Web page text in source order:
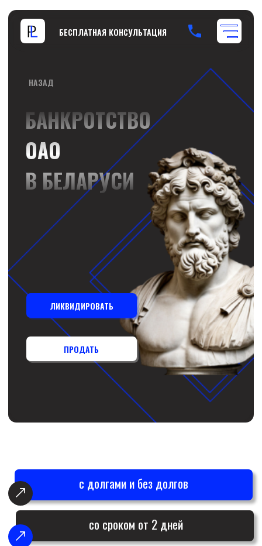
+375 29 689 60 60
БЕСПЛАТНАЯ КОНСУЛЬТАЦИЯ
БАНКРОТСТВО
ОАО
В БЕЛАРУСИ
ЛИКВИДИРОВАТЬ
с долгами и без долгов
со сроком от 2 дней
с проблемной бухгалтерией
Мы обладаем большим опытом в данной области, что
позволяет нам эффективно и быстро проводить сделки
ПОЧЕМУ МЫ?